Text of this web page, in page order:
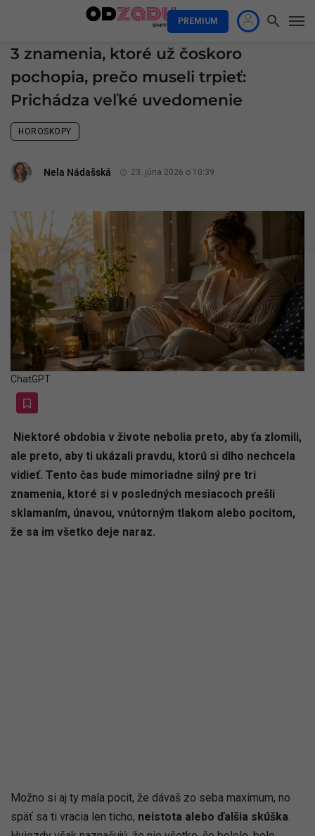
PREMIUM
3 znamenia, ktoré už čoskoro
pochopia, prečo museli trpieť:
Prichádza veľké uvedomenie
HOROSKOPY
Nela Nádašská 23. júna 2026 o 10:39
ChatGPT
Niektoré obdobia v živote nebolia preto, aby ťa zlomili,
ale preto, aby ti ukázali pravdu, ktorú si dlho nechcela
vidieť. Tento čas bude mimoriadne silný pre tri
znamenia, ktoré si v posledných mesiacoch prešli
sklamaním, únavou, vnútorným tlakom alebo pocitom,
že sa im všetko deje naraz.
Možno si aj ty mala pocit, že dávaš zo seba maximum, no
späť sa ti vracia len ticho, neistota alebo ďalšia skúška.